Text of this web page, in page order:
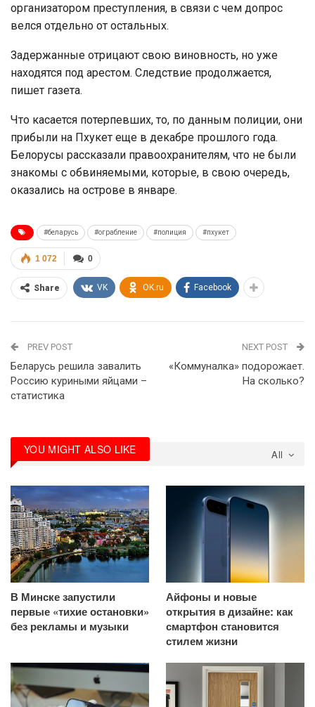
организатором преступления, в связи с чем допрос
велся отдельно от остальных.
Задержанные отрицают свою виновность, но уже
находятся под арестом. Следствие продолжается,
пишет газета.
Что касается потерпевших, то, по данным полиции, они
прибыли на Пхукет еще в декабре прошлого года.
Белорусы рассказали правоохранителям, что не были
знакомы с обвиняемыми, которые, в свою очередь,
оказались на острове в январе.
#беларусь #ограбление #полиция #пхукет
0
1 072
Share VK OK.ru Facebook
PREV POST
Беларусь решила завалить
Россию куриными яйцами –
статистика
NEXT POST
«Коммуналка» подорожает.
На сколько?
All
YOU MIGHT ALSO LIKE
В Минске запустили
первые «тихие остановки»
без рекламы и музыки
Айфоны и новые
открытия в дизайне: как
смартфон становится
стилем жизни